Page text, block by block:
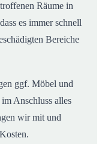
Räume in
es immer schnell
Bereiche
ggf. Möbel und
Anschluss alles
wir mit und